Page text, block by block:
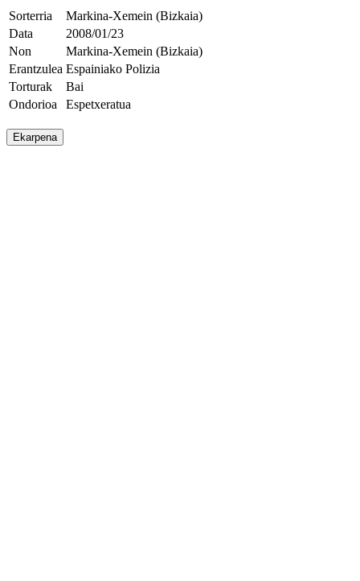
Sorterria
Markina-Xemein (Bizkaia)
Data
2008/01/23
Non
Markina-Xemein (Bizkaia)
Erantzulea Espainiako Polizia
Torturak
Bai
Ondorioa
Espetxeratua